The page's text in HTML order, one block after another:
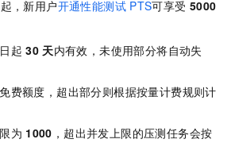
，新用户开通性能测试 PTS可享受 5000
起 30 天内有效，未使用部分将自动失
费额度，超出部分则根据按量计费规则计
为 1000 ，超出并发上限的压测任务会按